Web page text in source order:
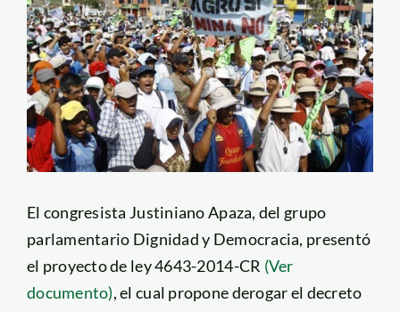
El congresista Justiniano Apaza, del grupo
parlamentario Dignidad y Democracia, presentó
el proyecto de ley 4643-2014-CR (Ver
documento), el cual propone derogar el decreto